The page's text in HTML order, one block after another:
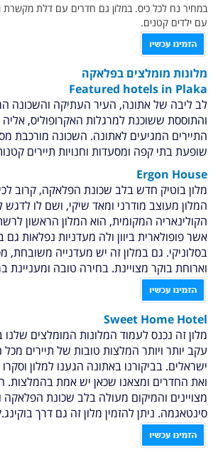
במחיר נח לכל כיס. במלון גם חדרים עם דלת מקשרת
עם ילדים קטנים.
מלונות מומלצים בפלאקה
Featured hotels in Plaka
לב ליבה של אתונה, העיר העתיקה והשכונה
והתוססת ששוכנת למרגלות האקרופוליס,
התיירים המגיעים לאתונה. השכונה מורכבת
שופעת בתי קפה ומסעדות וחנויות תיירים
Ergon House
מלון בוטיק חדש בלב שכונת הפלאקה, קרוב
המלון מעוצב מודרני ומאד שיקי, ושם לו
אשר פופולארית ביוון ולה מעדניות נפלאות גם
בסלוניקי. גם במלון זה יש מעדנייה משובחת,
וארוחת בוקר מצויינת. בחירה טובה ומעניינת
Sweet Home Hotel
מלון זה נכנס לעמוד המלונות המומלצים
עקב יותר ויותר המלצות טובות של תיירים מכל
ישראלים. בביקורנו באתונה הגענו למלון
ואת החדרים ומצאנו שכאן יש אמת בהמלצות.
מצויינים והמיקום מעולה בלב שכונת הפלאקה
סינטאגמה. ניתן להזמין מלון זה גם דרך